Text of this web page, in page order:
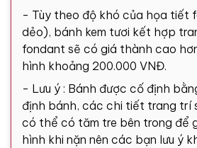
- Tùy theo độ khó của họa tiết
dẻo), bánh kem tươi kết hợp
fondant sẽ có giá thành cao
hình khoảng 200.000 VNĐ.
- Lưu ý : Bánh được cố định
định bánh, các chi tiết trang trí
có thể có tăm tre bên trong để
hình khi nặn nên các bạn lưu ý